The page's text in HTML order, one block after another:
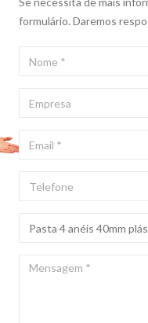
formulário. Daremos
*